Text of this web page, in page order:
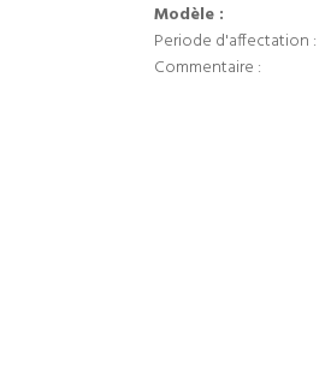
Modèle :
Periode d'affectation :
Commentaire :